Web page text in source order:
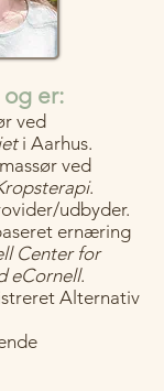
er:​
ved
i Aarhus.​
ved
.
udbyder.
ernæring
Center for
eCornell.
Alternativ